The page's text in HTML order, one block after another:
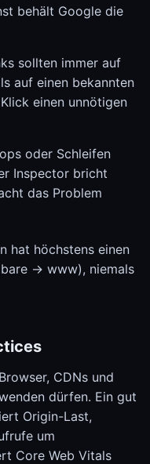
behält Google die
sollten immer auf
auf einen bekannten
einen unnötigen
oder Schleifen
Inspector bricht
das Problem
hat höchstens einen
-> www), niemals
CDNs und
dürfen. Ein gut
Origin-Last,
um
Core Web Vitals